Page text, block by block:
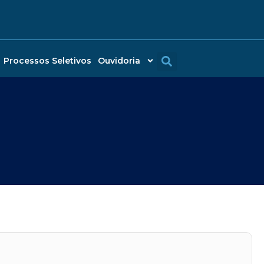
Processos Seletivos Ouvidoria